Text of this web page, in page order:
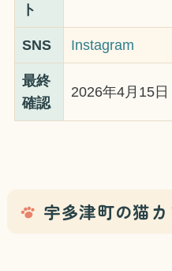
ト
SNS Instagram
最終
確認
2026年4月15日
宇多津町の猫カ